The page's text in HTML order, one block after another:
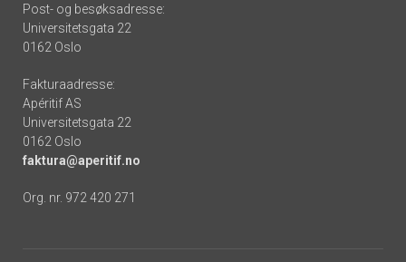
Post- og besøksadresse:
Universitetsgata 22
0162 Oslo
Fakturaadresse:
Apéritif AS
Universitetsgata 22
0162 Oslo
faktura@aperitif.no
Org. nr. 972 420 271